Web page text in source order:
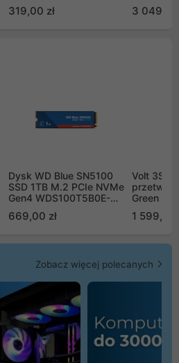
Push Pull (2szt)
319,00 zł
GB2050S)
3 049,00
Dysk WD Blue SN5100
SSD 1TB M.2 PCIe NVMe
Gen4 WDS100T5B0E-
669,00 zł
Volt
Green
1 599,00
Zobacz więcej polecanych